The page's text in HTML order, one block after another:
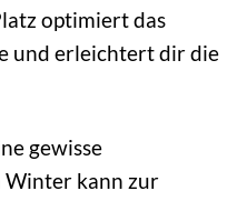
optimiert das
und erleichtert dir die
gewisse
Winter kann zur